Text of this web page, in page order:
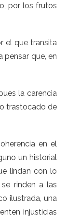
por los frutos
el que transita
pensar que, en
la carencia
trastocado de
en el
un historial
lindan con lo
rinden a las
ilustrada, una
injusticias